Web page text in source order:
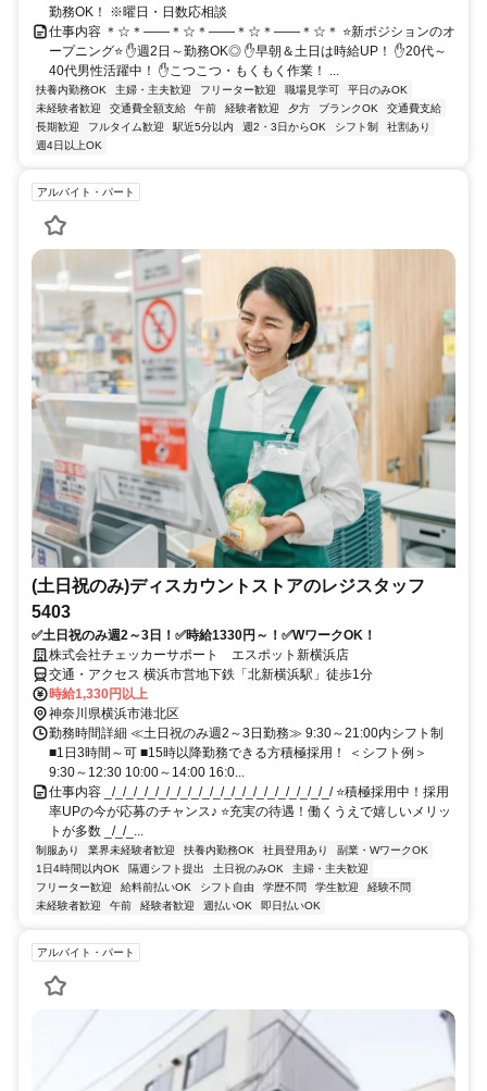
勤務OK！ ※曜日・日数応相談
仕事内容 ＊☆＊――＊☆＊――＊☆＊――＊☆＊ ⭐新ポジションのオ
ープニング⭐ ✋週2日～勤務OK◎ ✋早朝＆土日は時給UP！ ✋20代～
40代男性活躍中！ ✋こつこつ・もくもく作業！ ...
扶養内勤務OK 主婦・主夫歓迎 フリーター歓迎 職場見学可
平日のみOK
未経験者歓迎
交通費全額支給 午前 経験者歓迎 夕方 ブランクOK
交通費支給
長期歓迎
フルタイム歓迎 駅近5分以内 週2・3日からOK シフト制
社割あり
週4日以上OK
アルバイト・パート
(土日祝のみ)ディスカウントストアのレジスタッフ
5403
✅土日祝のみ週2～3日！✅時給1330円～！✅WワークOK！
株式会社チェッカーサポート エスポット新横浜店
交通・アクセス 横浜市営地下鉄「北新横浜駅」徒歩1分
時給1,330円以上
神奈川県横浜市港北区
勤務時間詳細 ≪土日祝のみ週2～3日勤務≫ 9:30～21:00内シフト制
■1日3時間～可 ■15時以降勤務できる方積極採用！ ＜シフト例＞
9:30～12:30 10:00～14:00 16:0...
仕事内容 _/_/_/_/_/_/_/_/_/_/_/_/_/_/_/_/_/_/_/_/_/ ⭐積極採用中！採用
率UPの今が応募のチャンス♪ ⭐充実の待遇！働くうえで嬉しいメリッ
トが多数 _/_/_...
制服あり 業界未経験者歓迎 扶養内勤務OK 社員登用あり
副業・WワークOK
1日4時間以内OK
隔週シフト提出 土日祝のみOK
主婦・主夫歓迎
フリーター歓迎
給料前払いOK シフト自由 学歴不問 学生歓迎
経験不問
未経験者歓迎
午前 経験者歓迎 週払いOK 即日払いOK
アルバイト・パート